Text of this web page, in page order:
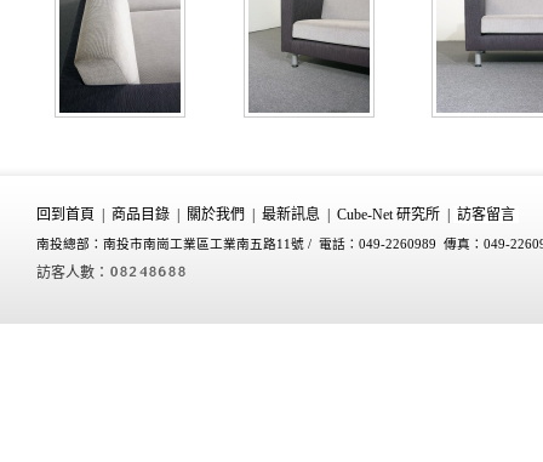
回到首頁 商品目錄 關於我們 最新訊息 Cube-Net 研究所 訪客留言
南投總部：南投市南崗工業區工業南五路11號 / 電話：049-2260989 傳真：049-
訪客人數：